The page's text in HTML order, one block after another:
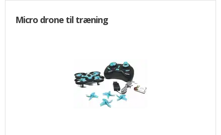
Micro drone til træning